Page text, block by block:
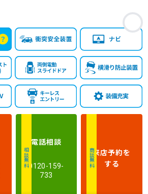
お
相談無料
電話相談
0120-159-
733
商談無料来店予約を
する